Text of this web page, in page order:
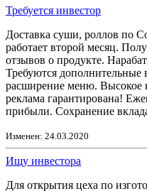
Требуется инвестор
Доставка суши, роллов по
работает второй месяц.
отзывов о продукте.
Требуются дополнительные
расширение меню. Высокое
реклама гарантирована!
прибыли. Сохранение
Изменен: 24.03.2020
Ищу инвестора
Для открытия цеха по